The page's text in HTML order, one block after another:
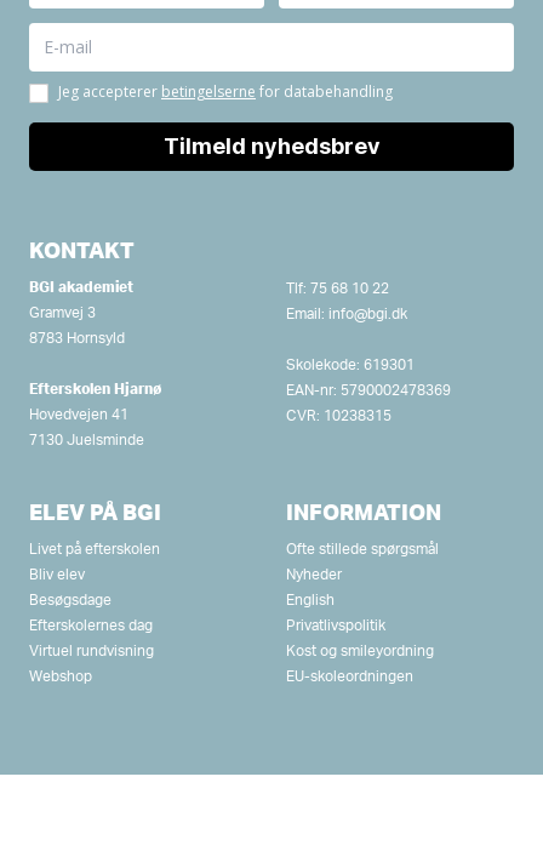
KONTAKT
BGI akademiet
Gramvej 3
8783 Hornsyld
Efterskolen Hjarnø
Hovedvejen 41
7130 Juelsminde
Tlf: 75 68 10 22
Email: info@bgi.dk
Skolekode: 619301
EAN-nr: 5790002478369
CVR: 10238315
ELEV PÅ BGI
Livet på efterskolen
Bliv elev
Besøgsdage
Efterskolernes dag
Virtuel rundvisning
Webshop
INFORMATION
Ofte stillede spørgsmål
Nyheder
English
Privatlivspolitik
Kost og smileyordning
EU-skoleordningen